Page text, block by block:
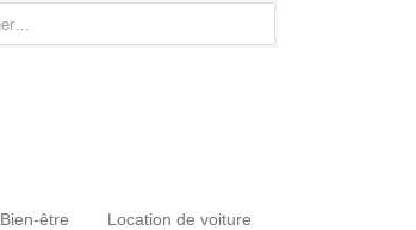
Bien-être Location de voiture